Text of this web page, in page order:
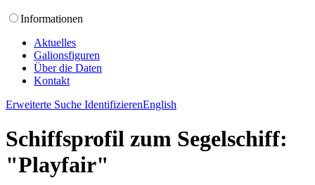
Informationen
Aktuelles
Galionsfiguren
Über die Daten
Kontakt
Erweiterte Suche IdentifizierenEnglish
Schiffsprofil zum Segelschiff:
"Playfair"